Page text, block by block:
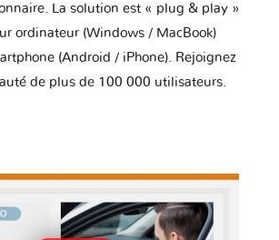
La solution est « plug & play »
ordinateur (Windows / MacBook)
(Android / iPhone). Rejoignez
de plus de 100 000 utilisateurs.